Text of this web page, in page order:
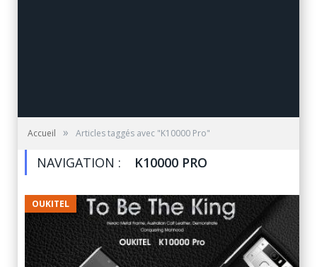
Accueil » Articles taggés avec "K10000 Pro"
NAVIGATION : K10000 PRO
OUKITEL